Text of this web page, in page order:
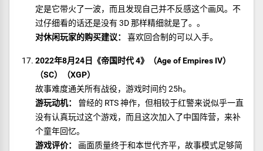
定是它带火了一波，而且发现自己并不反感这个画风。不
过仔细看的话还是没有 3D 那样精细就是了。。
对休闲玩家的购买建议：
喜欢回合制的可以入手。
2022年8月24日《帝国时代 4》（Age of Empires IV）
（SC）（XGP）
故事难度通关所有战役，游戏时间约 25h。
游玩动机：
曾经的 RTS 神作，但相较于红警来说似乎一直
没有认真玩过这个游戏，而且这次加入了中国阵营，来补
个童年回忆。
游戏评价：
画面质量终于和本世代齐平，故事模式足够简